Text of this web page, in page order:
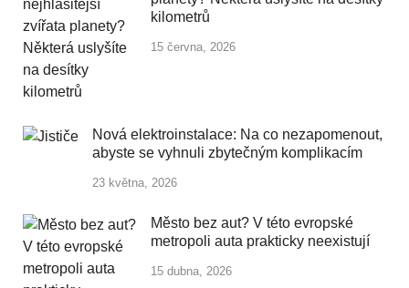
kilometrů
15 června, 2026
Nová elektroinstalace: Na co nezapomenout,
abyste se vyhnuli zbytečným komplikacím
23 května, 2026
Město bez aut? V této evropské
metropoli auta prakticky neexistují
15 dubna, 2026